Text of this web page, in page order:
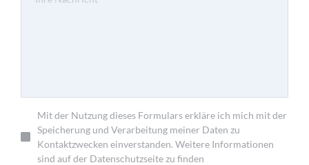
Mit der Nutzung dieses Formulars erkläre ich mich mit der
Speicherung und Verarbeitung meiner Daten zu
Kontaktzwecken einverstanden. Weitere Informationen
sind auf der Datenschutzseite zu finden